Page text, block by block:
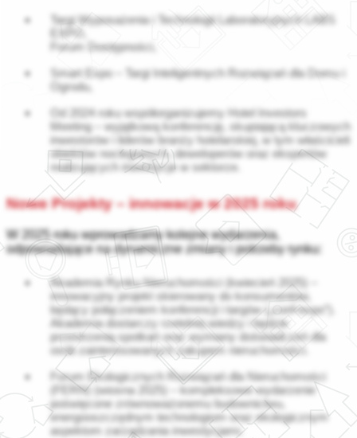
Targi Wyposażenia i Technologii Laboratoryjnych LABS
EXPO,
Forum Dostępności,
Smart Expo – Targi Inteligentnych Rozwiązań dla Domu i
Ogrodu,
Od 2024 roku współorganizujemy Hotel Investors
Meeting – wyjątkową konferencję, skupiającą kluczowych
inwestorów i liderów branży hotelarskiej, w tym właścicieli
obiektów noclegowych, deweloperów oraz ekspertów
realizujących inwestycje w sektorze.
Nowe Projekty – innowacje w 2025 roku
W 2025 roku wprowadzamy kolejne wydarzenia,
odpowiadające na dynamiczne zmiany i potrzeby rynku:
Akademia Rynku Nieruchomości (kwiecień 2025) –
innowacyjny projekt skierowany do konsumentów,
będący połączeniem konferencji i targów („conf-expo”).
Akademia dostarczy rzetelnej wiedzy i będzie
przestrzenią spotkań oraz wymiany doświadczeń dla
osób zainteresowanych zakupem nieruchomości.
Forum Ekologicznych Rozwiązań dla Nieruchomości
(FERN) (wiosna 2025) – kompleksowe wydarzenie
poświęcone zrównoważonemu budownictwu,
energooszczędnym technologiom oraz ekologicznym
aspektom zarządzania inwestycjami.